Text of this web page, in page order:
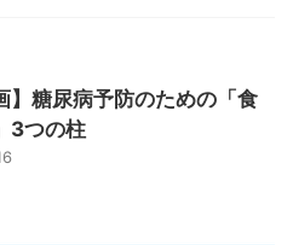
】糖尿病予防のための「食
3つの柱